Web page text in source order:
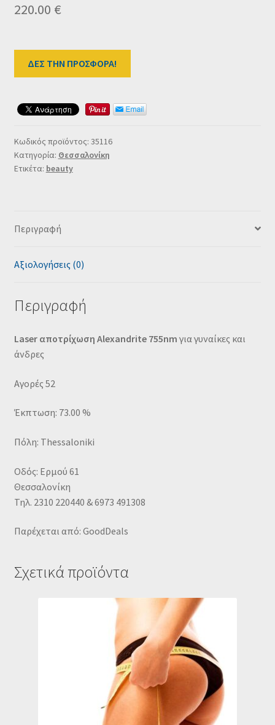
220.00 €
ΔΕΣ ΤΗΝ ΠΡΟΣΦΟΡΑ!
Κωδικός προϊόντος: 35116
Κατηγορία: Θεσσαλονίκη
Ετικέτα: beauty
Περιγραφή
Αξιολογήσεις (0)
Περιγραφή
Laser αποτρίχωση Alexandrite 755nm για γυναίκες και
άνδρες
Αγορές 52
Έκπτωση: 73.00 %
Πόλη: Thessaloniki
Οδός: Ερμού 61
Θεσσαλονίκη
Τηλ. 2310 220440 & 6973 491308
Παρέχεται από: GoodDeals
Σχετικά προϊόντα